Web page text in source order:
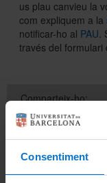
Consentiment
us plau canvieu la
com expliquem a la
notificar-ho al PAU
través del formulari
Comparteix-ho:
Imprimeix